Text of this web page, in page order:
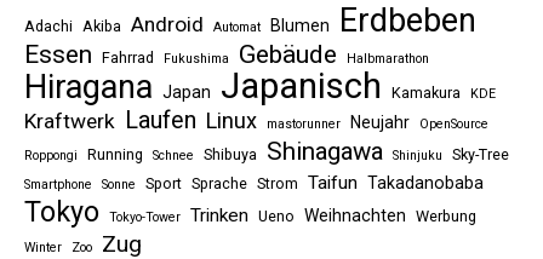
Adachi Akiba Android Automat Blumen Erdbeben
Essen Fahrrad Fukushima Gebäude Halbmarathon
Hiragana Japan Japanisch Kamakura KDE
Kraftwerk Laufen Linux mastorunner Neujahr
OpenSource
Roppongi
Running Schnee Shibuya Shinagawa Shinjuku Sky-Tree
Smartphone Sonne Sport Sprache Strom Taifun Takadanobaba
Tokyo Tokyo-Tower Trinken Ueno Weihnachten Werbung
Winter Zoo Zug